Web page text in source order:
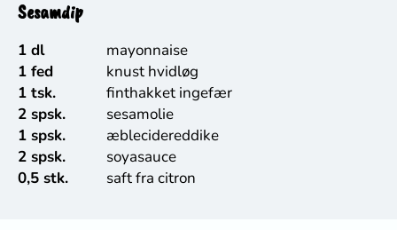
Sesamdip
1 dl
mayonnaise
1 fed
knust hvidløg
1 tsk.
finthakket ingefær
2 spsk.
sesamolie
1 spsk.
æblecidereddike
2 spsk.
soyasauce
0,5 stk.
saft fra citron